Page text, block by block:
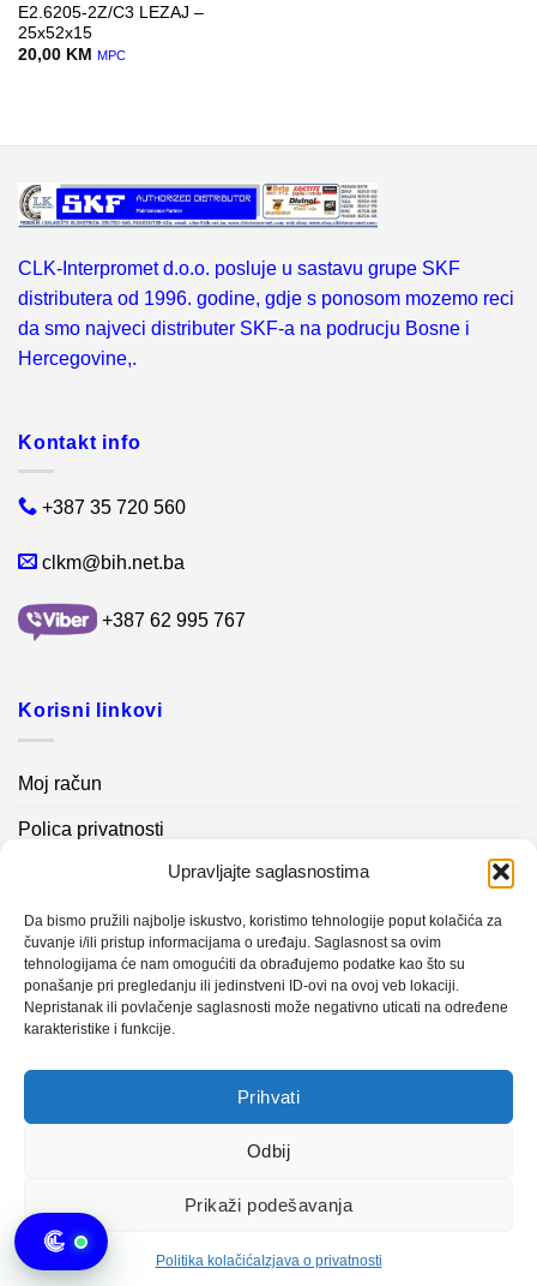
Upravljajte saglasnostima
Da bismo pružili najbolje iskustvo, koristimo tehnologije poput kolačića za
čuvanje i/ili pristup informacijama o uređaju. Saglasnost sa ovim
tehnologijama će nam omogućiti da obrađujemo podatke kao što su
ponašanje pri pregledanju ili jedinstveni ID-ovi na ovoj veb lokaciji.
Nepristanak ili povlačenje saglasnosti može negativno uticati na određene
karakteristike i funkcije.
Prihvati
Odbij
Prikaži podešavanja
Politika kolačićaIzjava o privatnosti
E2.6205-2Z/C3 LEZAJ –
25x52x15
20,00 KM MPC
CLK-Interpromet d.o.o. posluje u sastavu grupe SKF
distributera od 1996. godine, gdje s ponosom mozemo reci
da smo najveci distributer SKF-a na podrucju Bosne i
Hercegovine,.
Kontakt info
+387 35 720 560
clkm@bih.net.ba
+387 62 995 767
Korisni linkovi
Moj račun
Polica privatnosti
Kontakt info
Novosti
Sistem mjerenja vibracija – papir mašina 4
Certificirani partner za održavanje
Copyright 2026 © CLK Interpromet